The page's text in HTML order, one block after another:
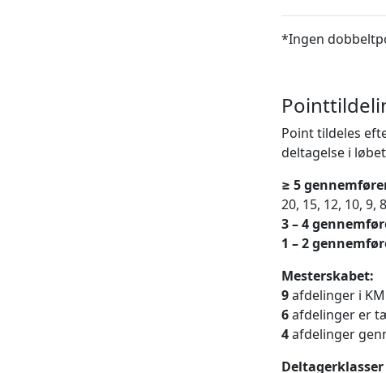
*Ingen
Point tildeles
deltagelse i
≥ 5
20, 15, 12, 10, 9,
3 – 4
1 – 2
Mesterskabet:
9afdelinger i KM
6afdelinger er
4afdelinger
Deltagerklasser